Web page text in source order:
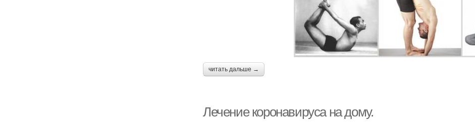
читать дальше →
Лечение коронавируса на дому.